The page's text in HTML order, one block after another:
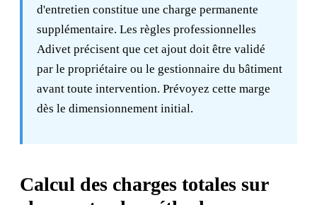
d'entretien constitue une charge permanente
supplémentaire. Les règles professionnelles
Adivet précisent que cet ajout doit être validé
par le propriétaire ou le gestionnaire du bâtiment
avant toute intervention. Prévoyez cette marge
dès le dimensionnement initial.
Calcul des charges totales sur